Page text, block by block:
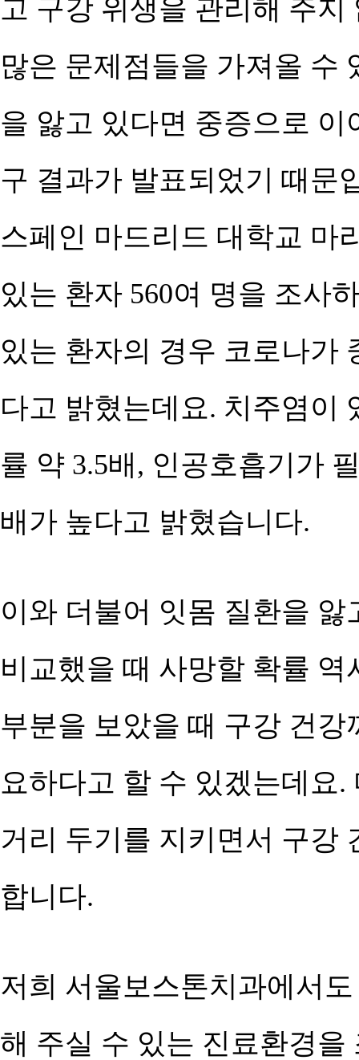
고 구강 위생을 관리해 주
많은 문제점들을 가져올 수
을 앓고 있다면 중증으로 이
구 결과가 발표되었기 때문
스페인 마드리드 대학교 마
있는 환자 560여 명을 조사
있는 환자의 경우 코로나가
다고 밝혔는데요. 치주염이
률 약 3.5배, 인공호흡기가
배가 높다고 밝혔습니다.
이와 더불어 잇몸 질환을
비교했을 때 사망할 확률 역
부분을 보았을 때 구강 건
요하다고 할 수 있겠는데요
거리 두기를 지키면서 구강
합니다.
저희 서울보스톤치과에서
해 주실 수 있는 진료환경